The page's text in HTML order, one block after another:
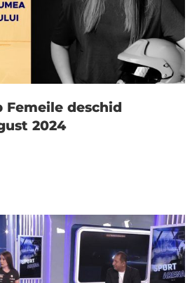
deschid
2024